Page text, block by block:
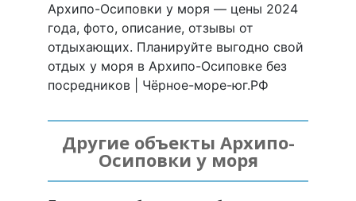
Архипо-Осиповки у моря — цены 2024
года, фото, описание, отзывы от
отдыхающих. Планируйте выгодно свой
отдых у моря в Архипо-Осиповке без
посредников | Чёрное-море-юг.РФ
Другие объекты Архипо-
Осиповки у моря